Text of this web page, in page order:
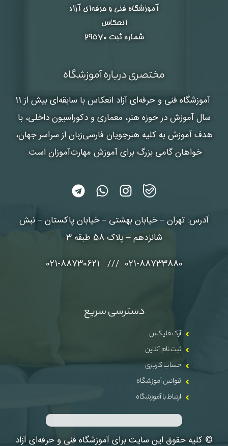
آموزشگاه فنی و حرفه‌ای آزاد
انعکاس
شماره ثبت ۲۹۵۷۰
مختصری درباره آموزشگاه
آموزشگاه فنی و حرفه‌ای آزاد انعکاس
با سابقه‌ای بیش از 11
سال آموزش در حوزه هنر، معماری و دکوراسیون داخلی، با
هدف آموزش به کلیه هنرجویان فارسی‌زبان از سراسر جهان،
خواهان گامی بزرگ برای آموزش مهارت‌آموزان است.
آدرس: تهران – خیابان بهشتی – خیابان پاکستان – نبش
شانزدهم – پلاک 58 طبقه 3
021-88733880 /// 021-88730621
دسترسی سریع
آرک فلیکس
ثبت نام آنلاین
حساب کاربری
قوانین آموزشگاه
ارتباط با آموزشگاه
© کلیه حقوق این سایت برای آموزشگاه فنی و حرفه‌ای آزاد